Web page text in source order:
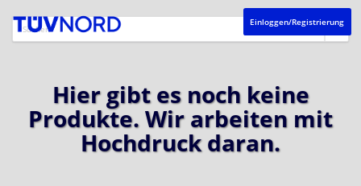
Einloggen/Registrierung
Hier gibt es noch keine
Produkte. Wir arbeiten mit
Hochdruck daran.